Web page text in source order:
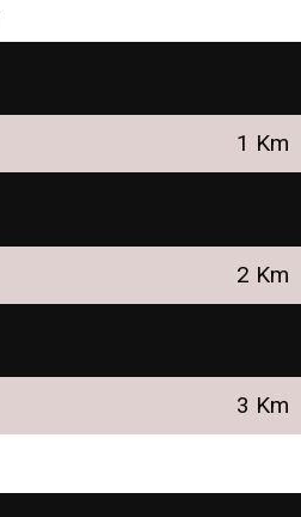
1 Km
2 Km
3 Km